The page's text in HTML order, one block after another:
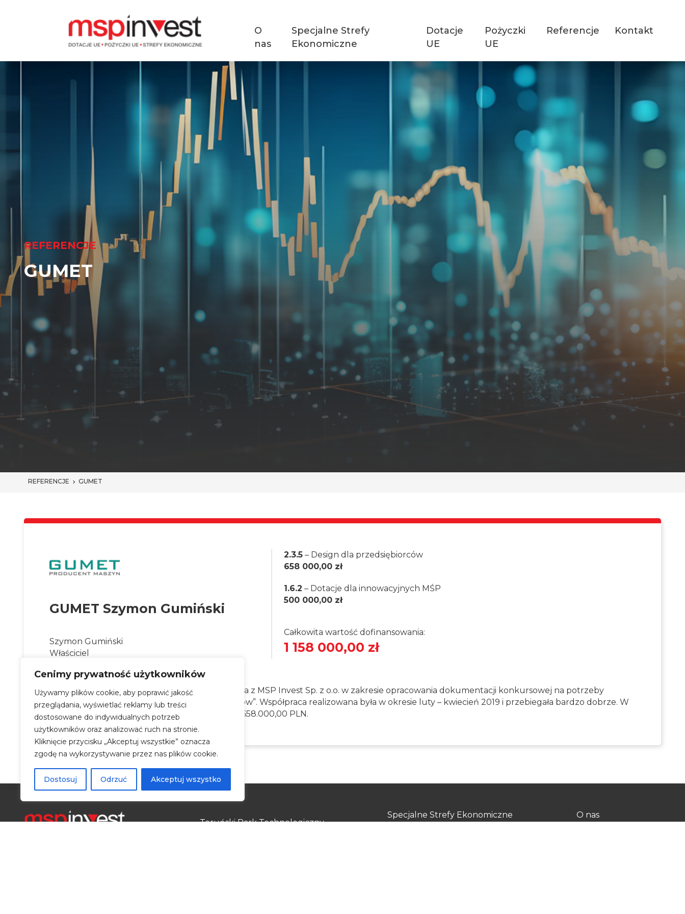
Cenimy prywatność użytkowników
Używamy plików cookie, aby poprawić jakość
przeglądania, wyświetlać reklamy lub treści
dostosowane do indywidualnych potrzeb
użytkowników oraz analizować ruch na stronie.
Kliknięcie przycisku „Akceptuj wszystkie” oznacza
zgodę na wykorzystywanie przez nas plików cookie.
Dostosuj Odrzuć Akceptuj wszystko
O
nas
Specjalne Strefy
Ekonomiczne
Dotacje
UE
Pożyczki
UE
Referencje Kontakt
REFERENCJE
GUMET
REFERENCJE GUMET
GUMET Szymon Gumiński
Szymon Gumiński
Właściciel
2.3.5 – Design dla przedsiębiorców
658 000,00 zł
1.6.2 – Dotacje dla innowacyjnych MŚP
500 000,00 zł
Całkowita wartość dofinansowania:
1 158 000,00 zł
Firma GUMET Szymon Gumiński współpracowała z MSP Invest Sp. z o.o. w zakresie opracowania dokumentacji konkursowej na potrzeby
konkursu 2.3.5 PO IR „Design dla przedsiębiorców”. Współpraca realizowana była w okresie luty – kwiecień 2019 i przebiegała bardzo dobrze. W
efekcie nasz wniosek uzyskał dotację w kwocie 658.000,00 PLN.
Toruński Park Technologiczny
Specjalne Strefy Ekonomiczne
O nas